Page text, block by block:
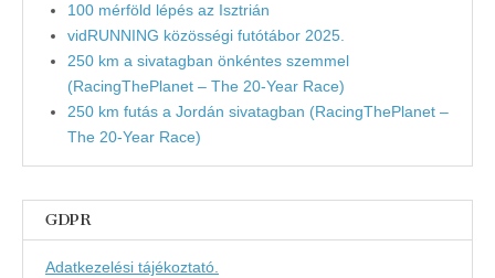
100 mérföld lépés az Isztrián
vidRUNNING közösségi futótábor 2025.
250 km a sivatagban önkéntes szemmel
(RacingThePlanet – The 20-Year Race)
250 km futás a Jordán sivatagban (RacingThePlanet –
The 20-Year Race)
GDPR
Adatkezelési tájékoztató.